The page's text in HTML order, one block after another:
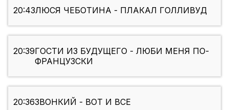
20:43ЛЮСЯ ЧЕБОТИНА - ПЛАКАЛ ГОЛЛИВУД
20:39ГОСТИ ИЗ БУДУЩЕГО - ЛЮБИ МЕНЯ ПО-
ФРАНЦУЗСКИ
20:36ЗВОНКИЙ - ВОТ И ВСЕ